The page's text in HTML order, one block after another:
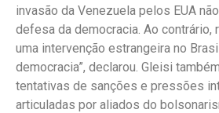
invasão da Venezuela pelos EUA
defesa da democracia. Ao contrário,
uma intervenção estrangeira no
democracia”, declarou. Gleisi
tentativas de sanções e pressões
articuladas por aliados do